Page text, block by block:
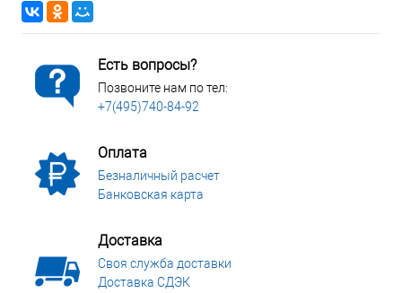
Есть вопросы?
Позвоните нам по тел:
+7(495)740-84-92
Оплата
Безналичный расчет
Банковская карта
Доставка
Своя служба доставки
Доставка СДЭК